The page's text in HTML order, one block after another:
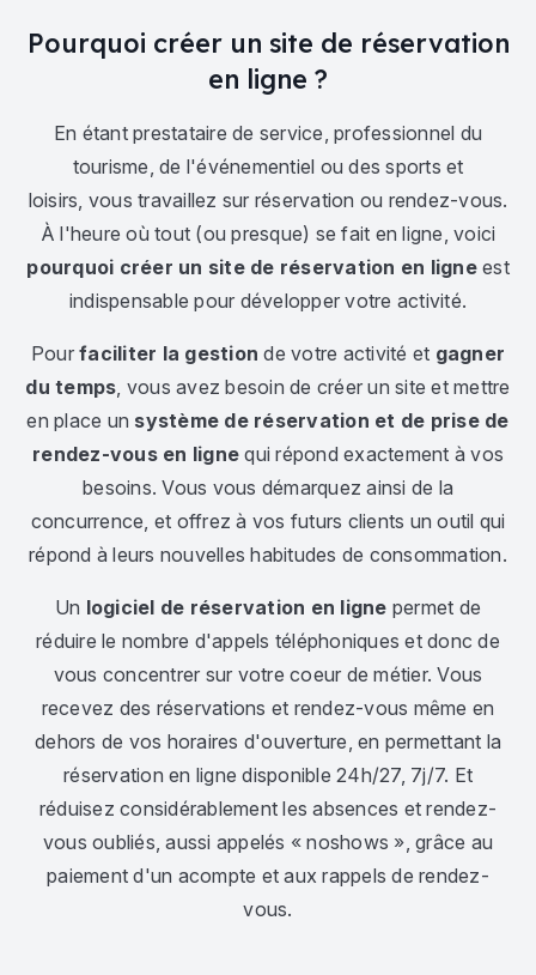
Pourquoi créer un site de réservation
en ligne ?
En étant prestataire de service, professionnel du
tourisme, de l'événementiel ou des sports et
loisirs, vous travaillez sur réservation ou rendez-vous.
À l'heure où tout (ou presque) se fait en ligne, voici
pourquoi créer un site de réservation en ligneest
indispensable pour développer votre activité.
Pourfaciliter la gestionde votre activité et gagner
du temps , vous avez besoin de créer un site et mettre
en place un système de réservation et de prise de
rendez-vous en ligne qui répond exactement à vos
besoins. Vous vous démarquez ainsi de la
concurrence, et offrez à vos futurs clients un outil qui
répond à leurs nouvelles habitudes de consommation.
Un logiciel de réservation en ligne permet de
réduire le nombre d'appels téléphoniques et donc de
vous concentrer sur votre coeur de métier. Vous
recevez des réservations et rendez-vous même en
dehors de vos horaires d'ouverture, en permettant la
réservation en ligne disponible 24h/27, 7j/7. Et
réduisez considérablement les absences et rendez-
vous oubliés, aussi appelés « noshows », grâce au
paiement d'un acompte et aux rappels de rendez-
vous.